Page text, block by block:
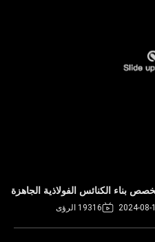
بناء الكنائس الفولاذية الجاهزة
2024-08- 19316 الرؤى